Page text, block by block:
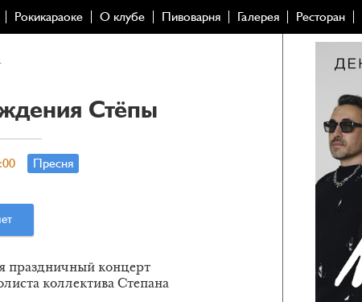
Рокикараоке О клубе Пивоварня Галерея Ресторан
Стёпы
Пресня
праздничный концерт
коллектива Степана